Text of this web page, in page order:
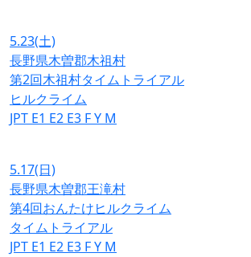
5.23(土)
長野県木曽郡木祖村
第2回木祖村タイムトライアル
ヒルクライム
JPT E1 E2 E3 FY M
5.17(日)
長野県木曽郡王滝村
第4回おんたけヒルクライム
タイムトライアル
JPT E1 E2 E3 FY M